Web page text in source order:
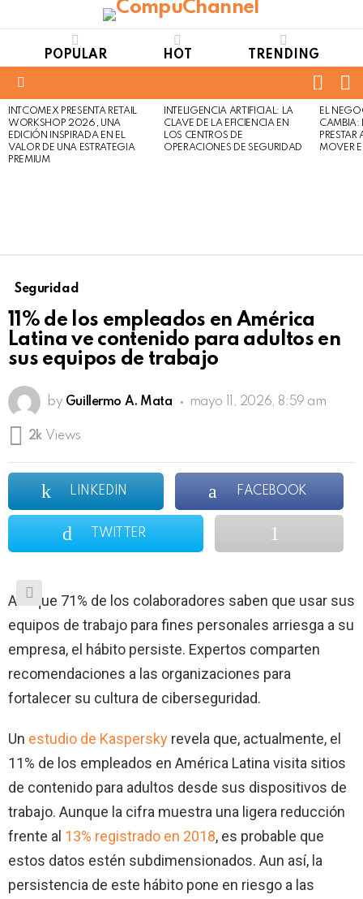
POPULAR HOT TRENDING
LATEST
STORIES
INTCOMEX PRESENTA RETAIL
WORKSHOP 2026, UNA
EDICIÓN INSPIRADA EN EL
VALOR DE UNA ESTRATEGIA
PREMIUM
INTELIGENCIA ARTIFICIAL: LA
CLAVE DE LA EFICIENCIA EN
LOS CENTROS DE
OPERACIONES DE SEGURIDAD
EL
CAMBIA:
MOVER
Seguridad
11% de los empleados en América
Latina ve contenido para adultos en
sus equipos de trabajo
by Guillermo A. Mata mayo 11, 2026, 8:59 am
2k Views
LINKEDIN FACEBOOK
TWITTER
Aunque 71% de los colaboradores saben que usar sus
equipos de trabajo para fines personales arriesga a su
empresa, el hábito persiste. Expertos comparten
recomendaciones a las organizaciones para
fortalecer su cultura de ciberseguridad.
Un estudio de Kaspersky revela que, actualmente, el
11% de los empleados en América Latina visita sitios
de contenido para adultos desde sus dispositivos de
trabajo. Aunque la cifra muestra una ligera reducción
frente al 13% registrado en 2018, es probable que
estos datos estén subdimensionados. Aun así, la
persistencia de este hábito pone en riesgo a las